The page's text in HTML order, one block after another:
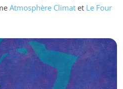
Atmosphère Climat et Le Four